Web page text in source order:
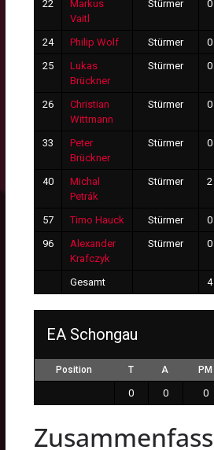
22
Markus
Vaitl
Stürmer 0
24 Philip Wolf Stürmer 0
25
Lukas
Brückner
Stürmer 0
26
Christian
Wittmann
Stürmer 0
33
Peter
Brückner
Stürmer 0
40
Michal
Petrák
Stürmer 2
57 Timo Hauck Stürmer 0
96
Alexander
Krafczyk
Stürmer 0
Gesamt 4
EA Schongau
Position T A PM
0 0 0